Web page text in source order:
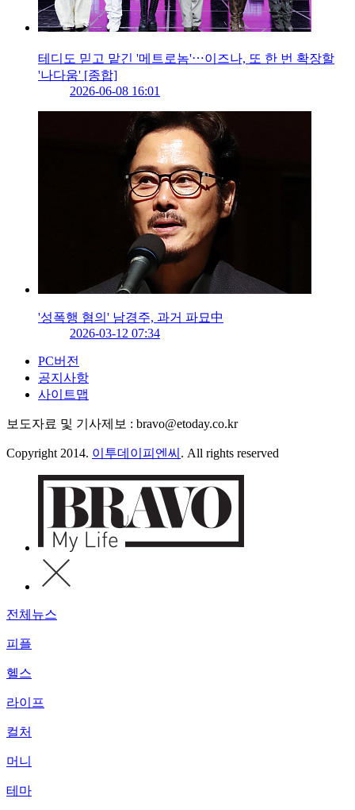
테디도 믿고 맡긴 '메트로놈'⋯이즈나, 또 한 번 확장할
'나다움' [종합]
2026-06-08 16:01
'성폭행 혐의' 남경주, 과거 파묘中
2026-03-12 07:34
PC버전
공지사항
사이트맵
보도자료 및 기사제보 : bravo@etoday.co.kr
Copyright 2014. 이투데이피엔씨 . All rights reserved
전체뉴스
피플
헬스
라이프
컬처
머니
테마